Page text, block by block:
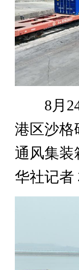
8月24
港区沙格
通风集装
华社记者